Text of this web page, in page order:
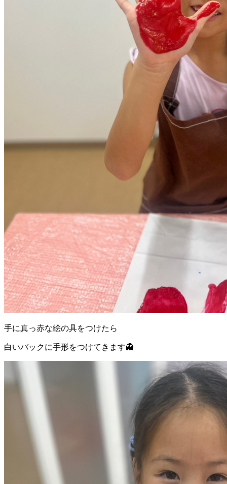
手に真っ赤な絵の具をつけたら
白いバックに手形をつけてきます👻